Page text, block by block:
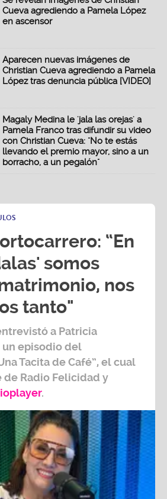
Cueva agrediendo a Pamela López
en ascensor
Aparecen nuevas imágenes de
Christian Cueva agrediendo a Pamela
López tras denuncia pública [VIDEO]
Magaly Medina le 'jala las orejas' a
Pamela Franco tras difundir su video
con Christian Cueva: "No te estás
llevando el premio mayor, sino a un
borracho, a un pegalón"
“En
somos
nos
tanto"
a Patricia
un episodio del
Tacita de Café”, el cual
de Radio Felicidad y
.